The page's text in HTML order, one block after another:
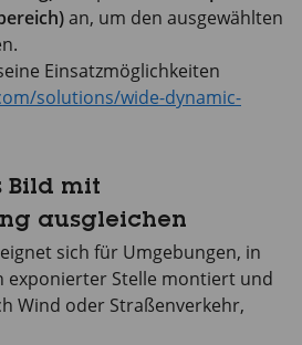
an, um den ausgewählten
Einsatzmöglichkeiten
solutions/wide-dynamic-
Bild mit
ausgleichen
sich für Umgebungen, in
exponierter Stelle montiert und
Wind oder Straßenverkehr,